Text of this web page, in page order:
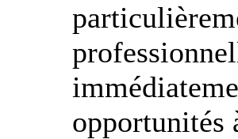
opportunités